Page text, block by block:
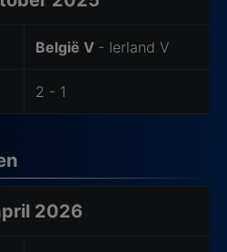
België V - Ierland V
2 - 1
2026